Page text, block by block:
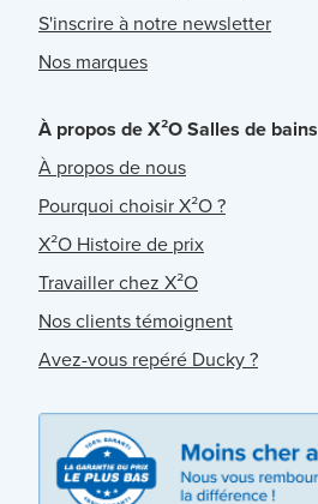
S'inscrire à notre newsletter
Nos marques
À propos de X²O Salles de bains
À propos de nous
Pourquoi choisir X²O ?
X²O Histoire de prix
Travailler chez X²O
Nos clients témoignent
Avez-vous repéré Ducky ?